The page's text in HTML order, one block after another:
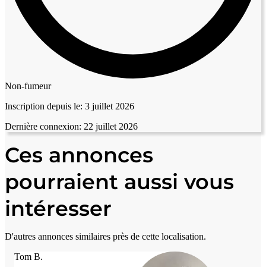
Non-fumeur
Inscription depuis le: 3 juillet 2026
Dernière connexion: 22 juillet 2026
Ces annonces
pourraient aussi vous
intéresser
D'autres annonces similaires près de cette localisation.
Tom B.